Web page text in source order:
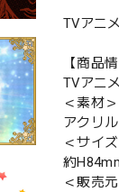
TVアニ
【商品情
TVアニ
＜素材＞
アクリ
＜サイズ
約
＜販売元